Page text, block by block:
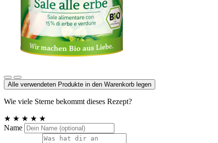
Alle verwendeten Produkte in den Warenkorb legen
Wie viele Sterne bekommt dieses Rezept?
★ ★ ★ ★ ★
Name